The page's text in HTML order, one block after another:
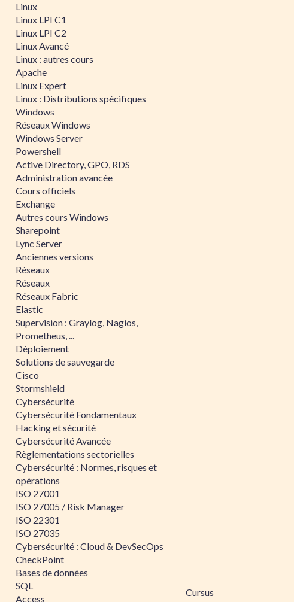
Linux
Linux LPI C1
Linux LPI C2
Linux Avancé
Linux : autres cours
Apache
Linux Expert
Linux : Distributions spécifiques
Windows
Réseaux Windows
Windows Server
Powershell
Active Directory, GPO, RDS
Administration avancée
Cours officiels
Exchange
Autres cours Windows
Sharepoint
Lync Server
Anciennes versions
Réseaux
Réseaux
Réseaux Fabric
Elastic
Supervision : Graylog, Nagios,
Prometheus, ...
Déploiement
Solutions de sauvegarde
Cisco
Stormshield
Cybersécurité
Cybersécurité Fondamentaux
Hacking et sécurité
Cybersécurité Avancée
Règlementations sectorielles
Cybersécurité : Normes, risques et
opérations
ISO 27001
ISO 27005 / Risk Manager
ISO 22301
ISO 27035
Cybersécurité : Cloud & DevSecOps
CheckPoint
Bases de données
SQL
Access
Cursus